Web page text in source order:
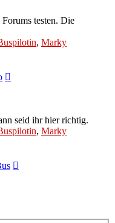
testen. Die
, Marky
seid ihr hier richtig.
, Marky